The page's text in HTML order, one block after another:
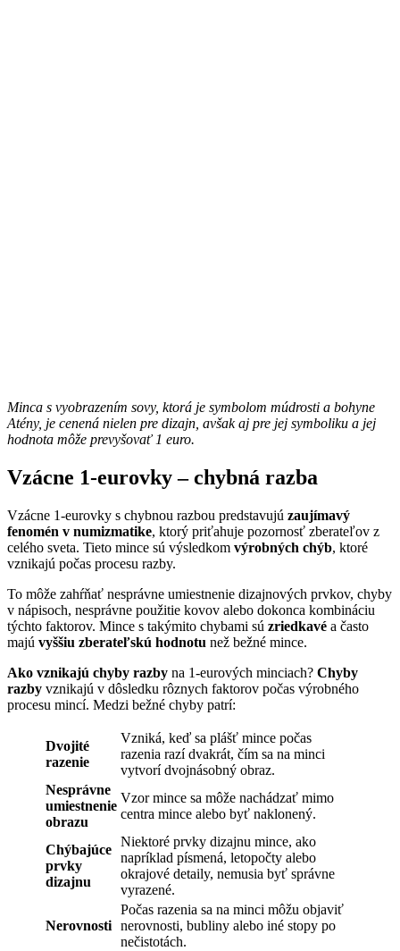
Minca s vyobrazením sovy, ktorá je symbolom múdrosti a bohyne
Atény, je cenená nielen pre dizajn, avšak aj pre jej symboliku a jej
hodnota môže prevyšovať 1 euro.
Vzácne 1-eurovky – chybná razba
Vzácne 1-eurovky s chybnou razbou predstavujú zaujímavý
fenomén v numizmatike, ktorý priťahuje pozornosť zberateľov z
celého sveta. Tieto mince sú výsledkom výrobných chýb, ktoré
vznikajú počas procesu razby.
To môže zahŕňať nesprávne umiestnenie dizajnových prvkov, chyby
v nápisoch, nesprávne použitie kovov alebo dokonca kombináciu
týchto faktorov. Mince s takýmito chybami sú zriedkavé a často
majú vyššiu zberateľskú hodnotu než bežné mince.
Ako vznikajú chyby razby na 1-eurových minciach? Chyby
razby vznikajú v dôsledku rôznych faktorov počas výrobného
procesu mincí. Medzi bežné chyby patrí:
Dvojité
razenie
Vzniká, keď sa plášť mince počas
razenia razí dvakrát, čím sa na minci
vytvorí dvojnásobný obraz.
Nesprávne
umiestnenie
obrazu
Vzor mince sa môže nachádzať mimo
centra mince alebo byť naklonený.
Chýbajúce
prvky
dizajnu
Niektoré prvky dizajnu mince, ako
napríklad písmená, letopočty alebo
okrajové detaily, nemusia byť správne
vyrazené.
Nerovnosti
Počas razenia sa na minci môžu objaviť
nerovnosti, bubliny alebo iné stopy po
nečistotách.